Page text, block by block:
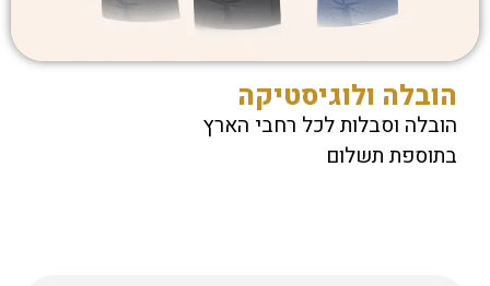
הובלה ולוגיסטיקה
הובלה וסבלות לכל רחבי הארץ
בתוספת תשלום